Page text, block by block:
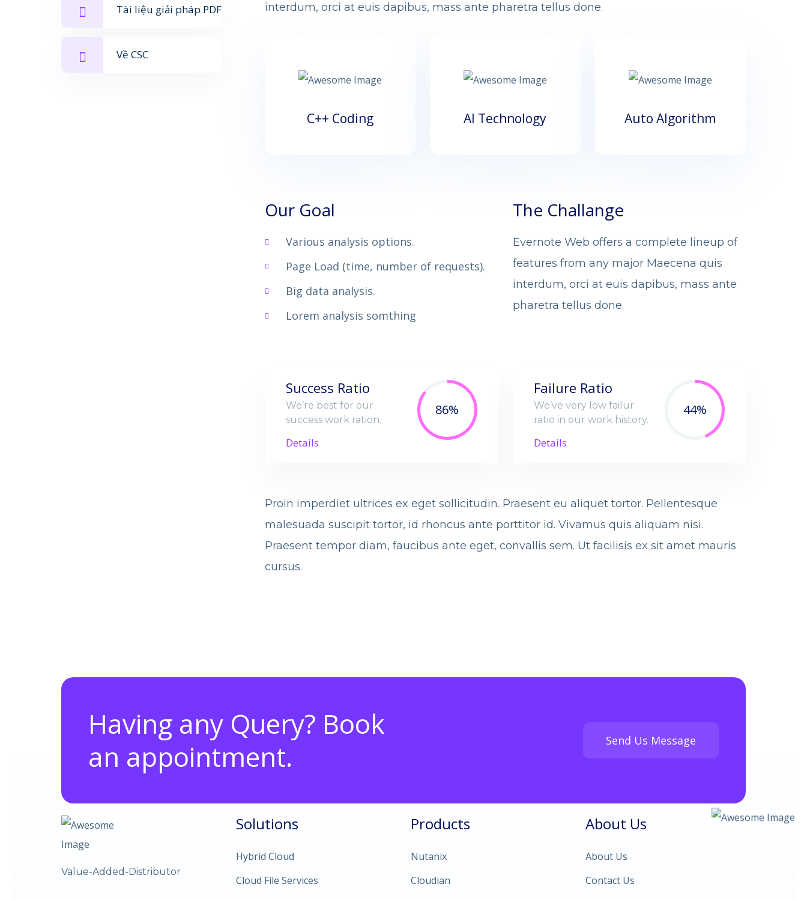
interdum, orci at euis dapibus, mass ante pharetra tellus done.
C++ Coding AI Technology Auto Algorithm
Our Goal
Various analysis options.
Page Load (time, number of requests).
Big data analysis.
Lorem analysis somthing
The Challange
Evernote Web offers a complete lineup of
features from any major Maecena quis
interdum, orci at euis dapibus, mass ante
pharetra tellus done.
Success Ratio
We’re best for our
success work ration.
Details
86%
Failure Ratio
We’ve very low failur
ratio in our work history.
Details
44%
Proin imperdiet ultrices ex eget sollicitudin. Praesent eu aliquet tortor. Pellentesque
malesuada suscipit tortor, id rhoncus ante porttitor id. Vivamus quis aliquam nisi.
Praesent tempor diam, faucibus ante eget, convallis sem. Ut facilisis ex sit amet mauris
cursus.
Tài liệu giải pháp PDF
Về CSC
Having any Query? Book
an appointment.
Send Us Message
Value-Added-Distributor
Solutions
Hybrid Cloud
Cloud File Services
Products
Nutanix
Cloudian
About Us
About Us
Contact Us